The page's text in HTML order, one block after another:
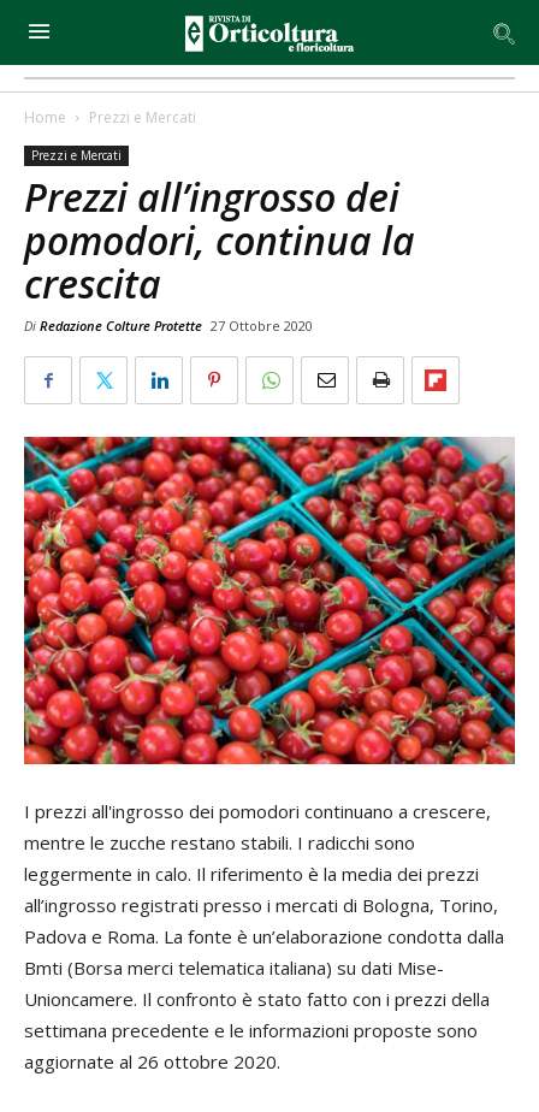
Home Prezzi e Mercati
Prezzi e Mercati
Prezzi all’ingrosso dei
pomodori, continua la
crescita
Di Redazione Colture Protette 27 Ottobre 2020
I prezzi all'ingrosso dei pomodori continuano a crescere,
mentre le zucche restano stabili. I radicchi sono
leggermente in calo. Il riferimento è la media dei prezzi
all’ingrosso registrati presso i mercati di Bologna, Torino,
Padova e Roma. La fonte è un’elaborazione condotta dalla
Bmti (Borsa merci telematica italiana) su dati Mise-
Unioncamere. Il confronto è stato fatto con i prezzi della
settimana precedente e le informazioni proposte sono
aggiornate al 26 ottobre 2020.